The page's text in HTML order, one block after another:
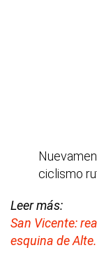
ciclismo
Leer más:
San Vicente:
esquina de